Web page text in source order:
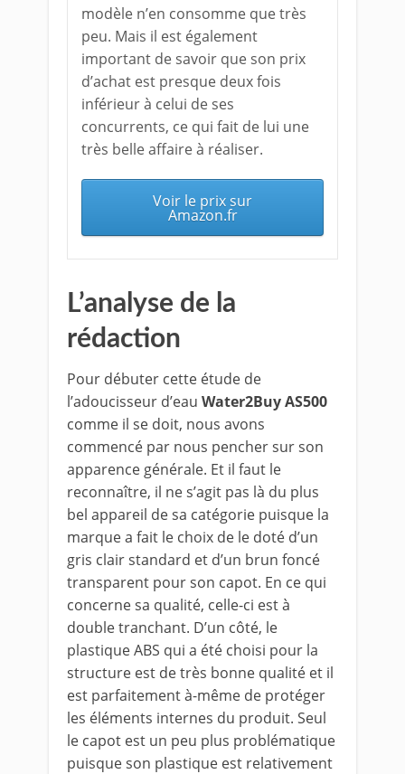
modèle n’en consomme que très
peu. Mais il est également
important de savoir que son prix
d’achat est presque deux fois
inférieur à celui de ses
concurrents, ce qui fait de lui une
très belle affaire à réaliser.
Voir le prix sur
Amazon.fr
L’analyse de la
rédaction
Pour débuter cette étude de
l’adoucisseur d’eau Water2Buy AS500
comme il se doit, nous avons
commencé par nous pencher sur son
apparence générale. Et il faut le
reconnaître, il ne s’agit pas là du plus
bel appareil de sa catégorie puisque la
marque a fait le choix de le doté d’un
gris clair standard et d’un brun foncé
transparent pour son capot. En ce qui
concerne sa qualité, celle-ci est à
double tranchant. D’un côté, le
plastique ABS qui a été choisi pour la
structure est de très bonne qualité et il
est parfaitement à-même de protéger
les éléments internes du produit. Seul
le capot est un peu plus problématique
puisque son plastique est relativement